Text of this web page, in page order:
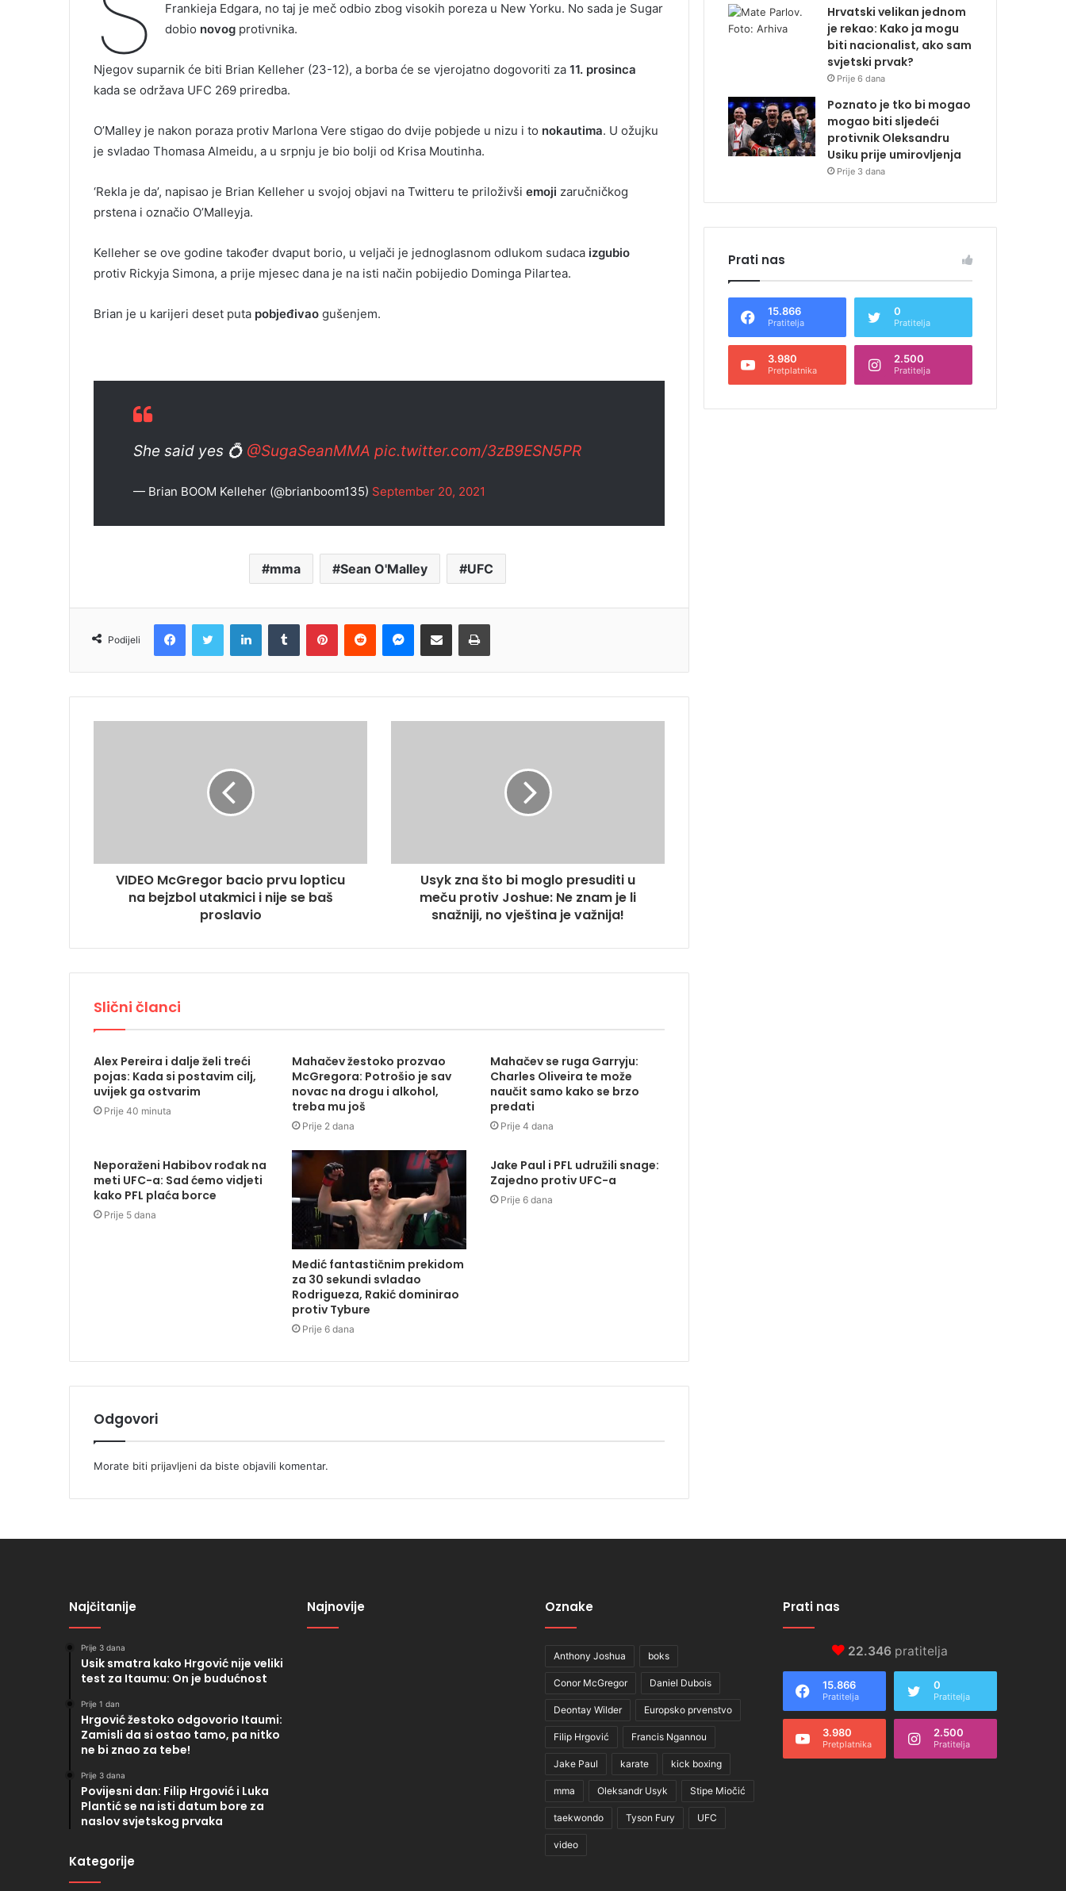
Frankieja Edgara, no taj je meč odbio zbog visokih poreza u New Yorku. No sada je Sugar
dobio novog protivnika.
Njegov suparnik će biti Brian Kelleher (23-12), a borba će se vjerojatno dogovoriti za 11. prosinca
kada se održava UFC 269 priredba.
O’Malley je nakon poraza protiv Marlona Vere stigao do dvije pobjede u nizu i to nokautima. U ožujku
je svladao Thomasa Almeidu, a u srpnju je bio bolji od Krisa Moutinha.
‘Rekla je da’, napisao je Brian Kelleher u svojoj objavi na Twitteru te priloživši emoji zaručničkog
prstena i označio O’Malleyja.
Kelleher se ove godine također dvaput borio, u veljači je jednoglasnom odlukom sudaca izgubio
protiv Rickyja Simona, a prije mjesec dana je na isti način pobijedio Dominga Pilartea.
Brian je u karijeri deset puta pobjeđivao gušenjem.
She said yes 💍 @SugaSeanMMA pic.twitter.com/3zB9ESN5PR
— Brian BOOM Kelleher (@brianboom135) September 20, 2021
mma Sean O'Malley UFC
Podijeli
FacebookTwitter LinkedInTumblr PinterestReddit MessengerPodijeli e-mailom Ispis
VIDEO McGregor bacio prvu lopticu
na bejzbol utakmici i nije se baš
proslavio
Usyk zna što bi moglo presuditi u
meču protiv Joshue: Ne znam je li
snažniji, no vještina je važnija!
Slični članci
Alex Pereira i dalje želi treći
pojas: Kada si postavim cilj,
uvijek ga ostvarim
Prije 40 minuta
Mahačev žestoko prozvao
McGregora: Potrošio je sav
novac na drogu i alkohol,
treba mu još
Prije 2 dana
Mahačev se ruga Garryju:
Charles Oliveira te može
naučit samo kako se brzo
predati
Prije 4 dana
Neporaženi Habibov rođak na
meti UFC-a: Sad ćemo vidjeti
kako PFL plaća borce
Prije 5 dana
Medić fantastičnim prekidom
za 30 sekundi svladao
Rodrigueza, Rakić dominirao
protiv Tybure
Prije 6 dana
Jake Paul i PFL udružili snage:
Zajedno protiv UFC-a
Prije 6 dana
Odgovori
Morate biti prijavljeni da biste objavili komentar.
Hrvatski velikan jednom
je rekao: Kako ja mogu
biti nacionalist, ako sam
svjetski prvak?
Prije 6 dana
Poznato je tko bi mogao
mogao biti sljedeći
protivnik Oleksandru
Usiku prije umirovljenja
Prije 3 dana
Prati nas
15.866
Pratitelja
0
Pratitelja
3.980
Pretplatnika
2.500
Pratitelja
Najčitanije
Prije 3 dana
Usik smatra kako Hrgović nije veliki
test za Itaumu: On je budućnost
Prije 1 dan
Hrgović žestoko odgovorio Itaumi:
Zamisli da si ostao tamo, pa nitko
ne bi znao za tebe!
Prije 3 dana
Povijesni dan: Filip Hrgović i Luka
Plantić se na isti datum bore za
naslov svjetskog prvaka
Kategorije
Najnovije Oznake
Anthony Joshua boks
Conor McGregor Daniel Dubois
Deontay Wilder Europsko prvenstvo
Filip Hrgović Francis Ngannou
Jake Paul karate kick boxing
mma Oleksandr Usyk Stipe Miočić
taekwondo Tyson Fury UFC
video
Prati nas
22.346 pratitelja
15.866
Pratitelja
0
Pratitelja
3.980
Pretplatnika
2.500
Pratitelja